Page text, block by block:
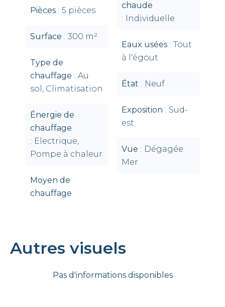
Pièces 5 pièces
Surface 300 m²
Type de
chauffage
Au
sol, Climatisation
Énergie de
chauffage
Electrique,
Pompe à chaleur
Moyen de
chauffage
chaude
Individuelle
Eaux usées
Tout
à l'égout
État Neuf
Exposition
Sud-
est
Vue
Dégagée
Mer
Autres visuels
Pas d'informations disponibles